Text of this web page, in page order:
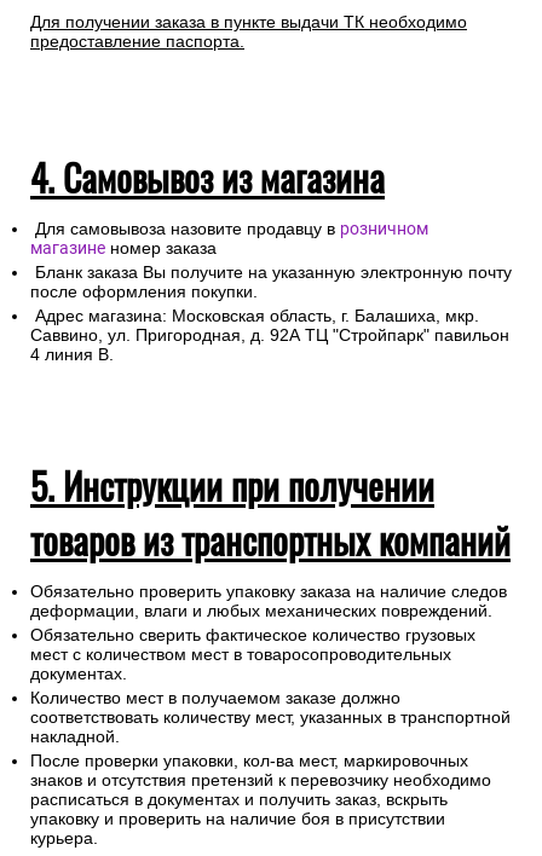
Для получении заказа в пункте выдачи ТК необходимо
предоставление паспорта.
4. Самовывоз из магазина
Для самовывоза назовите продавцу в розничном
магазине номер заказа
Бланк заказа Вы получите на указанную электронную почту
после оформления покупки.
Адрес магазина: Московская область, г. Балашиха, мкр.
Саввино, ул. Пригородная, д. 92А ТЦ "Стройпарк" павильон
4 линия В.
5. Инструкции при получении
товаров из транспортных компаний
Обязательно проверить упаковку заказа на наличие следов
деформации, влаги и любых механических повреждений.
Обязательно сверить фактическое количество грузовых
мест с количеством мест в товаросопроводительных
документах.
Количество мест в получаемом заказе должно
соответствовать количеству мест, указанных в транспортной
накладной.
После проверки упаковки, кол-ва мест, маркировочных
знаков и отсутствия претензий к перевозчику необходимо
расписаться в документах и получить заказ, вскрыть
упаковку и проверить на наличие боя в присутствии
курьера.